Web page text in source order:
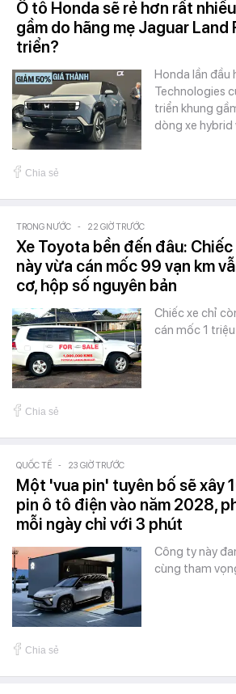
Ô tô Honda sẽ rẻ hơn rất
gầm do hãng mẹ Jaguar Land
triển?
Honda lần đầu
Technologies
triển khung
dòng xe
Chia sẻ
TRONG NƯỚC - 22 GIỜ TRƯỚC
Xe Toyota bền đến đâu:
này vừa cán mốc 99 vạn km
cơ, hộp số nguyên bản
Chiếc xe chỉ
cán mốc 1
Chia sẻ
QUỐC TẾ - 23 GIỜ TRƯỚC
Một 'vua pin' tuyên bố sẽ xây
pin ô tô điện vào năm 2028,
mỗi ngày chỉ với 3 phút
Công ty này
cùng tham
Chia sẻ